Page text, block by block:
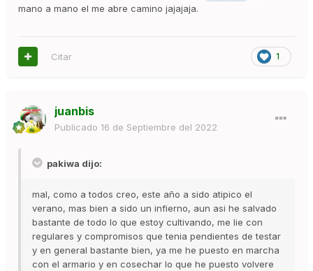
mano a mano el me abre camino jajajaja.
1
Citar
juanbis
Publicado 16 de Septiembre del 2022
pakiwa dijo:
mal, como a todos creo, este año a sido atipico el
verano, mas bien a sido un infierno, aun asi he salvado
bastante de todo lo que estoy cultivando, me lie con
regulares y compromisos que tenia pendientes de testar
y en general bastante bien, ya me he puesto en marcha
con el armario y en cosechar lo que he puesto volvere